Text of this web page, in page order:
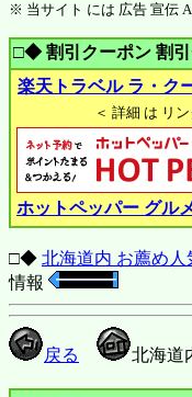
※ 当サイト には 広告 宣伝
□◆ 割引クーポン 割
楽天トラベル ラ・ク
＜ 詳細 は リ
ホットペッパー グル
□◆ 北海道内 お薦め人
情報
戻る 北海道